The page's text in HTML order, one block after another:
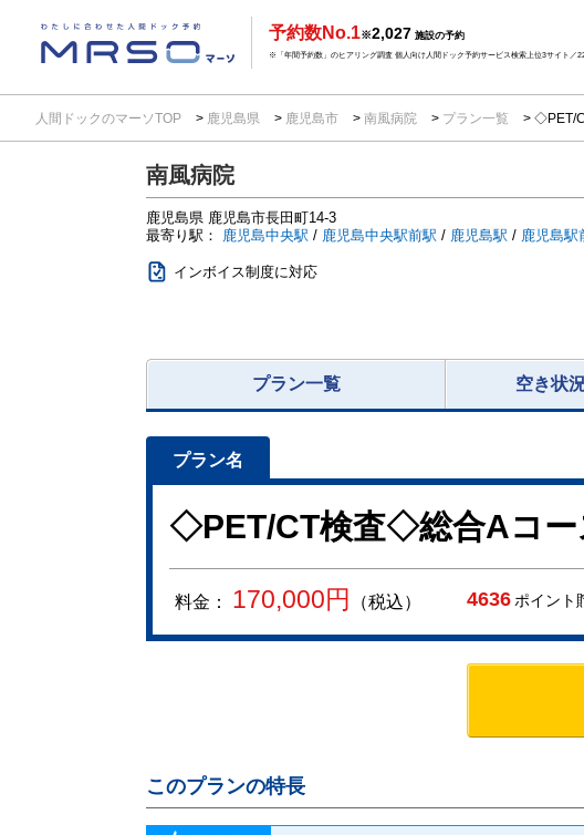
予約数No.1※2,027 施設の予約
※「年間予約数」のヒアリング調査 個人向け人間ドック予約サービス検索上位3サイト／
人間ドックのマーソTOP 鹿児島県 鹿児島市 南風病院 プラン一覧 ◇PET/
南風病院
鹿児島県 鹿児島市長田町14-3
最寄り駅： 鹿児島中央駅 / 鹿児島中央駅前駅 / 鹿児島駅 / 鹿児島駅
インボイス制度に対応
プラン一覧 空き状
◇PET/CT検査◇総合Aコー
料金： 170,000円 （税込） 4636 ポイント
このプランの特長